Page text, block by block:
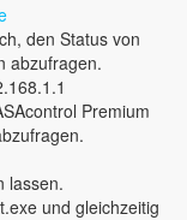
den Status von
abzufragen.
Premium
lassen.
und gleichzeitig